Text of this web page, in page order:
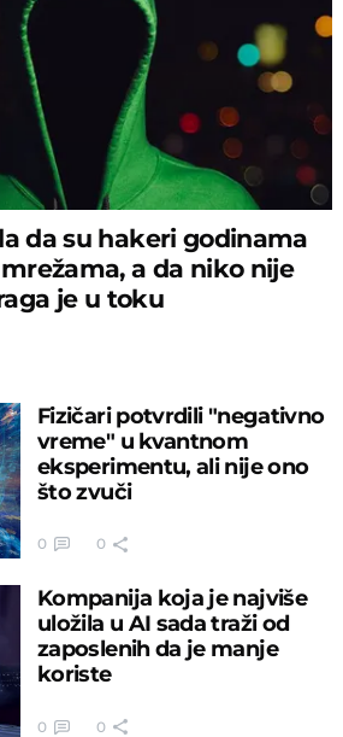
da su hakeri godinama
a da niko nije
je u toku
Fizičari potvrdili "negativno
vreme" u kvantnom
eksperimentu, ali nije ono
što zvuči
0 0
Kompanija koja je najviše
uložila u AI sada traži od
zaposlenih da je manje
koriste
0 0